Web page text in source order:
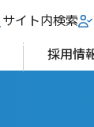
サイト内検索
採用情